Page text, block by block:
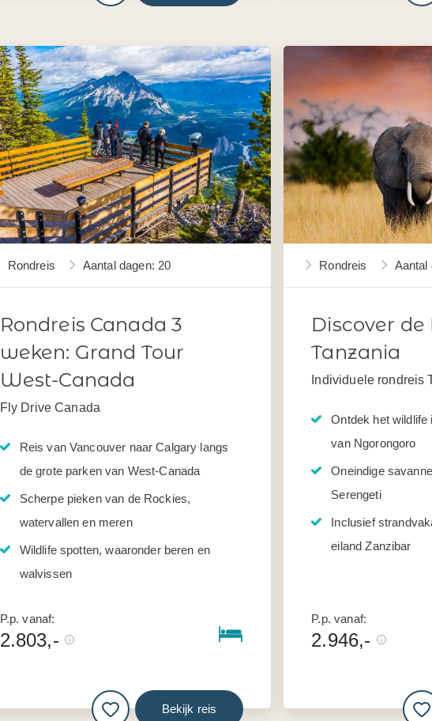
Rondreis Aantal dagen: 20
Rondreis Canada 3
weken: Grand Tour
West-Canada
Fly Drive Canada
Reis van Vancouver naar Calgary langs
de grote parken van West-Canada
Scherpe pieken van de Rockies,
watervallen en meren
Wildlife spotten, waaronder beren en
walvissen
P.p. vanaf:
2.803,-
Bekijk reis
Rondreis Aantal
Discover de
Tanzania
Individuele rondreis
Ontdek het wildlife
van Ngorongoro
Oneindige
Serengeti
Inclusief
eiland Zanzibar
P.p. vanaf:
2.946,-